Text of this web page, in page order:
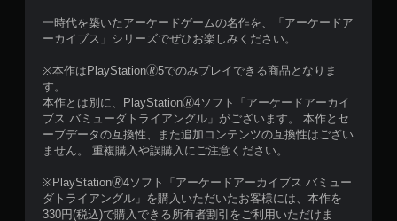
一時代を築いたアーケードゲームの名作を、「アーケードア
ーカイブス」シリーズでぜひお楽しみください。
※本作はPlayStation🄬5でのみプレイできる商品となりま
す。
本作とは別に、PlayStation🄬4ソフト「アーケードアーカイ
ブス バミューダトライアングル」がございます。 本作とセ
ーブデータの互換性、また追加コンテンツの互換性はござい
ません。 重複購入や誤購入にご注意ください。
※PlayStation🄬4ソフト「アーケードアーカイブス バミュー
ダトライアングル」を購入いただいたお客様には、本作を
330円(税込)で購入できる所有者割引をご利用いただけま